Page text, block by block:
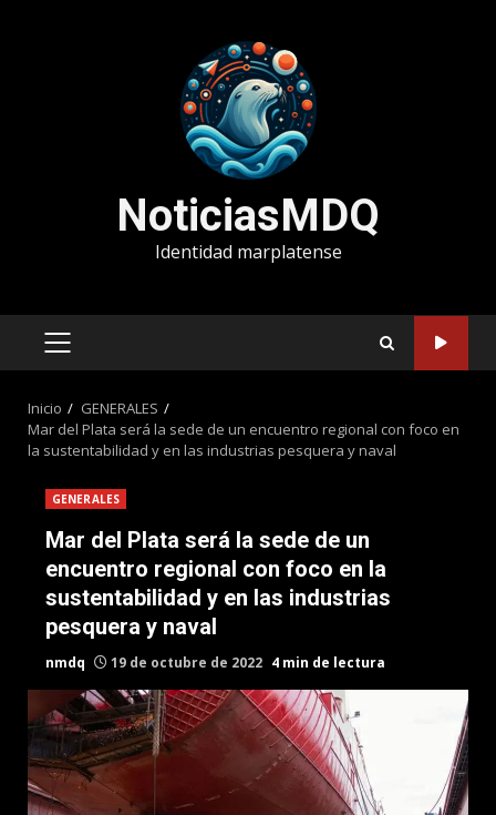
NoticiasMDQ
Identidad marplatense
MENÚ
Inicio
GENERALES
Mar del Plata será la sede de un encuentro regional con foco en
la sustentabilidad y en las industrias pesquera y naval
GENERALES
Mar del Plata será la sede de un
encuentro regional con foco en la
sustentabilidad y en las industrias
pesquera y naval
nmdq 19 de octubre de 2022 4 min de lectura